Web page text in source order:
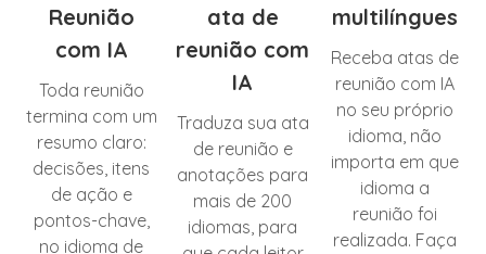
Reunião
com IA
Toda reunião
termina com um
resumo claro:
decisões, itens
de ação e
pontos-chave,
no idioma de
ata de
reunião com
IA
Traduza sua ata
de reunião e
anotações para
mais de 200
idiomas, para
multilíngues
Receba atas de
reunião com IA
no seu próprio
idioma, não
importa em que
idioma a
reunião foi
realizada. Faça